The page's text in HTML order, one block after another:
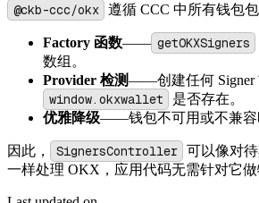
@ckb-ccc/okx 遵循 CCC 中所有钱包
Factory 函数—— getOKXSigners
数组。
Provider 检测——创建任何 Signer
window.okxwallet
是否存在。
优雅降级——钱包不可用或不兼容
因此， SignersController
可以像对
一样处理 OKX，应用代码无需针对它做